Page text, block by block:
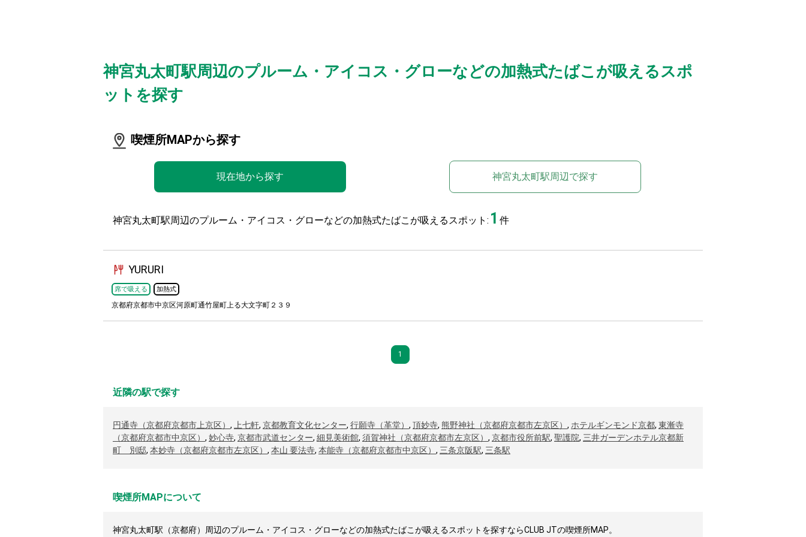
神宮丸太町駅周辺のプルーム・アイコス・グローなどの加熱式たばこが吸えるスポ
ットを探す
喫煙所MAPから探す
現在地から探す 神宮丸太町駅周辺で探す
神宮丸太町駅周辺のプルーム・アイコス・グローなどの加熱式たばこが吸えるスポット: 1 件
YURURI
席で吸える 加熱式
京都府京都市中京区河原町通竹屋町上る大文字町２３９
1
近隣の駅で探す
円通寺（京都府京都市上京区） , 上七軒, 京都教育文化センター, 行願寺（革堂） , 頂妙寺, 熊野神社（京都府京都市左京区） , ホテルギンモンド京都, 東漸寺
（京都府京都市中京区） , 妙心寺, 京都市武道センター, 細見美術館, 須賀神社（京都府京都市左京区） , 京都市役所前駅, 聖護院, 三井ガーデンホテル京都新
町 別邸, 本妙寺（京都府京都市左京区） , 本山 要法寺, 本能寺（京都府京都市中京区） , 三条京阪駅, 三条駅
喫煙所MAPについて
神宮丸太町駅（京都府）周辺のプルーム・アイコス・グローなどの加熱式たばこが吸えるスポットを探すならCLUB JTの喫煙所MAP。